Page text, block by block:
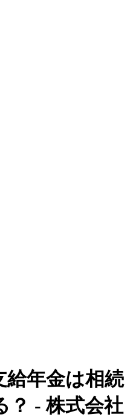
給年金は相続
？ - 株式会社